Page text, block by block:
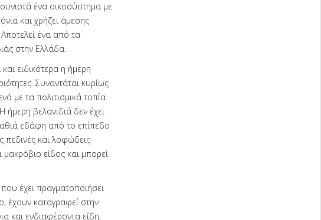
ένα οικοσύστημα με
και χρήζει άμεσης
ένα από τα
στην Ελλάδα.
ειδικότερα η ήμερη
Συναντάται κυρίως
με τα πολιτισμικά τοπία
βελανιδιά δεν έχει
εδάφη από το επίπεδο
πεδινές και λοφώδεις
μακρόβιο είδος και μπορεί
έχει πραγματοποιήσει
έχουν καταγραφεί στην
και ενδιαφέροντα είδη,